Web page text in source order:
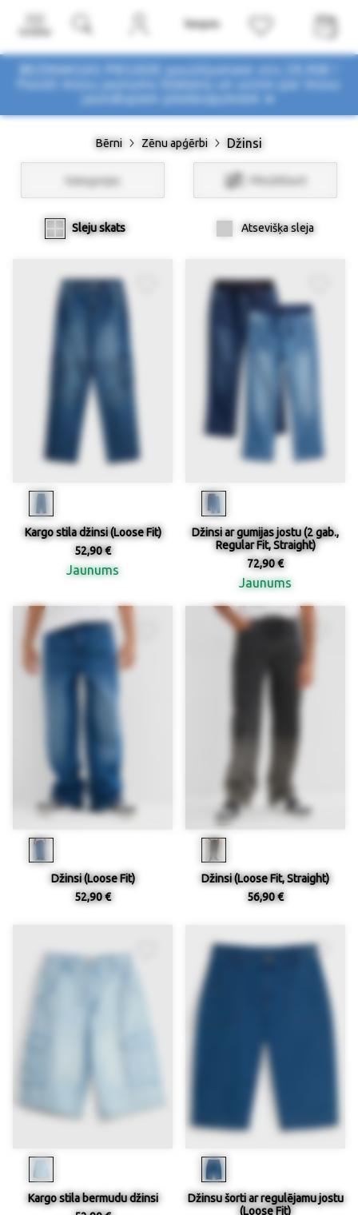
BEZMAKSAS PIEGĀDE pasūtījumiem virs 29,90€ !
Pasūti mūsu jaunumu biļetenu un uzzini par mūsu
Bērni Zēnu apģērbi Džinsi
Kategorijas Filtri/Atlasīt
Sleju skats Atsevišķa sleja
Kargo stila džinsi (Loose Fit)
52,90 €
Jaunums
Džinsi ar gumijas jostu (2 gab.,
Regular Fit, Straight)
72,90 €
Jaunums
Džinsi (Loose Fit)
52,90 €
Džinsi (Loose Fit, Straight)
56,90 €
Kargo stila bermudu džinsi
Džinsu šorti ar regulējamu jostu
(Loose Fit)